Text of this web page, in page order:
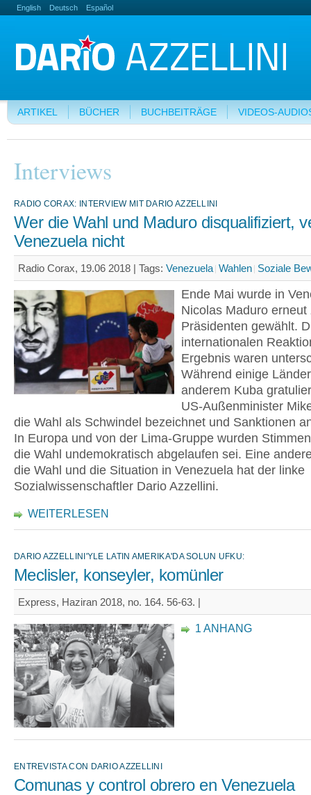
English Deutsch Español
ARTIKEL BÜCHER BUCHBEITRÄGE VIDEOS-
Interviews
RADIO CORAX: INTERVIEW MIT DARIO AZZELLINI
Wer die Wahl und Maduro disqualifiziert,
Venezuela nicht
Radio Corax, 19.06 2018 | Tags: Venezuela Wahlen Soziale
Ende Mai wurde in
Nicolas Maduro erneut
Präsidenten gewählt.
internationalen
Ergebnis waren
Während einige
anderem Kuba
US-Außenminister
die Wahl als Schwindel bezeichnet und Sanktionen
In Europa und von der Lima-Gruppe wurden
die Wahl undemokratisch abgelaufen sei. Eine
die Wahl und die Situation in Venezuela hat der linke
Sozialwissenschaftler Dario Azzellini.
WEITERLESEN
DARIO AZZELLINI'YLE LATIN AMERIKA'DA SOLUN UFKU:
Meclisler, konseyler, komünler
Express, Haziran 2018, no. 164. 56-63. |
1 ANHANG
ENTREVISTA CON DARIO AZZELLINI
Comunas y control obrero en Venezuela